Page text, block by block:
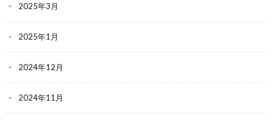
2025年3月
2025年1月
2024年12月
2024年11月